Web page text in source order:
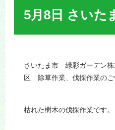
5月8日 さい
さいたま市 緑彩ガーデン
区 除草作業、伐採作業のご
枯れた樹木の伐採作業です。